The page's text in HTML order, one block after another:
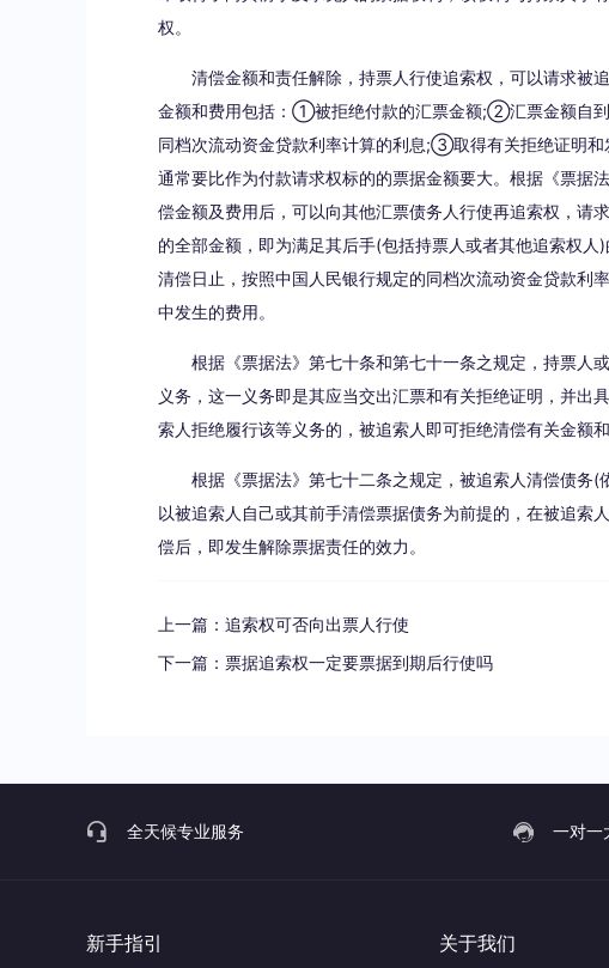
权。
清偿金额和责任解除，持票人行使追索权，可以请求被
金额和费用包括：①被拒绝付款的汇票金额;②汇票金额自
同档次流动资金贷款利率计算的利息;③取得有关拒绝证明和
通常要比作为付款请求权标的的票据金额要大。根据《票据
偿金额及费用后，可以向其他汇票债务人行使再追索权，
的全部金额，即为满足其后手(包括持票人或者其他追索权
清偿日止，按照中国人民银行规定的同档次流动资金贷款
中发生的费用。
根据《票据法》第七十条和第七十一条之规定，持票人
义务，这一义务即是其应当交出汇票和有关拒绝证明，并出
索人拒绝履行该等义务的，被追索人即可拒绝清偿有关金额和
根据《票据法》第七十二条之规定，被追索人清偿债务
以被追索人自己或其前手清偿票据债务为前提的，在被追索
偿后，即发生解除票据责任的效力。
上一篇： 追索权可否向出票人行使
下一篇： 票据追索权一定要票据到期后行使吗
全天候专业服务 一对一
新手指引 关于我们